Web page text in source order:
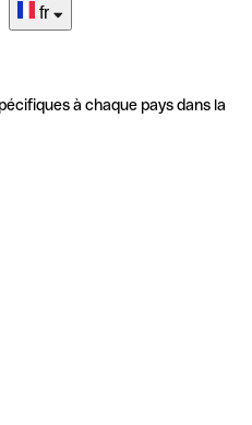
fr
à chaque pays dans la